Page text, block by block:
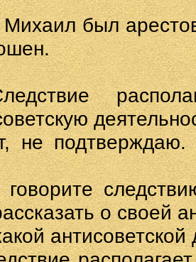
был
не подтверждаю.
о своей